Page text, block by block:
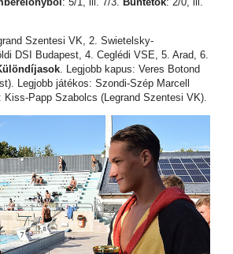
Szentesi VK, 2. Swietelsky-
DSI Budapest, 4. Ceglédi VSE, 5. Arad, 6.
. Legjobb kapus: Veres Botond
Legjobb játékos: Szondi-Szép Marcell
Kiss-Papp Szabolcs (Legrand Szentesi VK).